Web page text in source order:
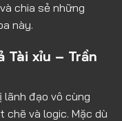
chia sẻ những
này.
Tài xỉu – Trần
lãnh đạo vô cùng
và logic. Mặc dù